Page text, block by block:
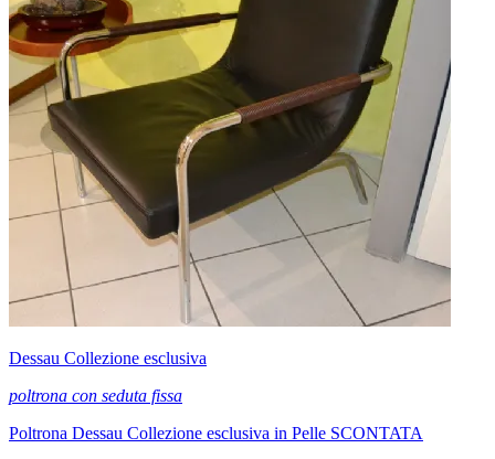
Dessau Collezione esclusiva
poltrona con seduta fissa
Poltrona Dessau Collezione esclusiva in Pelle SCONTATA